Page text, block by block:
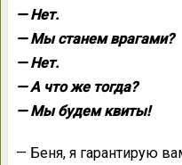
— Нет.
— Мы станем врагами?
— Нет.
— А что же тогда?
— Мы будем квиты!
— Беня, я гарантирую